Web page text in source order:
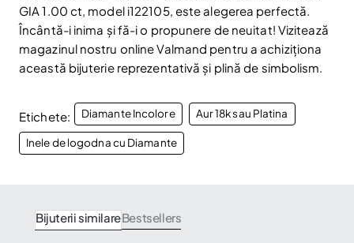
GIA 1.00 ct, model i122105, este alegerea perfectă.
Încântă-i inima și fă-i o propunere de neuitat! Vizitează
magazinul nostru online Valmand pentru a achiziționa
această bijuterie reprezentativă și plină de simbolism.
Etichete: Diamante Incolore Aur 18k sau Platina
Inele de logodna cu Diamante
Bijuterii similareBestsellers